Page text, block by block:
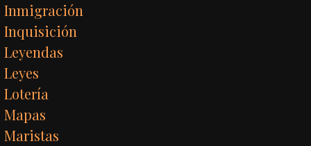
Inmigración
Inquisición
Leyendas
Leyes
Lotería
Mapas
Maristas